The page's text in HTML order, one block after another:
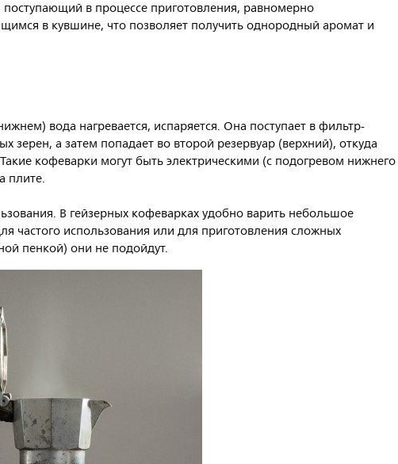
в процессе приготовления, равномерно
в кувшине, что позволяет получить однородный аромат и
вода нагревается, испаряется. Она поступает в фильтр-
зерен, а затем попадает во второй резервуар (верхний), откуда
кофеварки могут быть электрическими (с подогревом нижнего
плите.
В гейзерных кофеварках удобно варить небольшое
частого использования или для приготовления сложных
пенкой) они не подойдут.